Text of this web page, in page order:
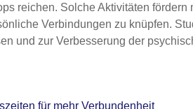
reichen. Solche Aktivitäten fördern
Verbindungen zu knüpfen.
und zur Verbesserung der
für mehr Verbundenheit